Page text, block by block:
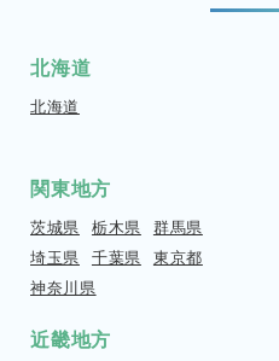
北海道
北海道
関東地方
茨城県 栃木県 群馬県
埼玉県 千葉県 東京都
神奈川県
近畿地方